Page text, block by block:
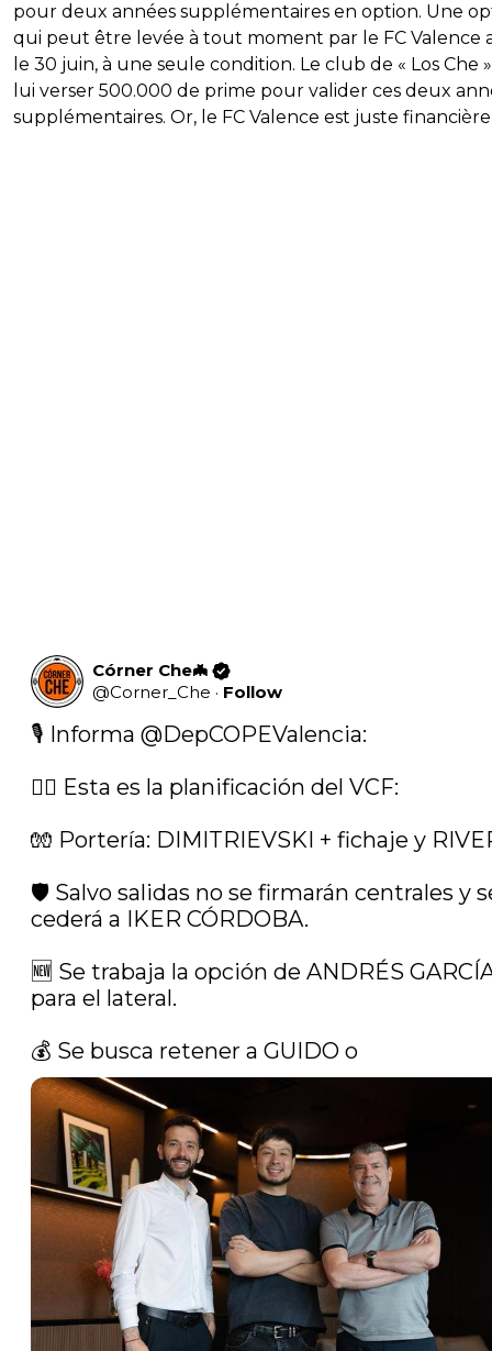
pour deux années supplémentaires en option. Une
qui peut être levée à tout moment par le FC Valence
le 30 juin, à une seule condition. Le club de « Los Che
lui verser 500.000 de prime pour valider ces deux
supplémentaires. Or, le FC Valence est juste
Córner Che🦇
@Corner_Che · Follow
🎙️ Informa @DepCOPEValencia:
👇🏽 Esta es la planificación del VCF:
🧤 Portería: DIMITRIEVSKI + fichaje y
🛡️ Salvo salidas no se firmarán centrales y
cederá a IKER CÓRDOBA.
🆕 Se trabaja la opción de ANDRÉS
para el lateral.
💰 Se busca retener a GUIDO o